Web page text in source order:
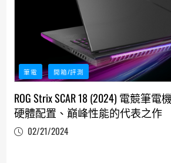
筆電 開箱/評測
ROG Strix SCAR 18 (2024) 電競筆
硬體配置、巔峰性能的代表之作
02/21/2024